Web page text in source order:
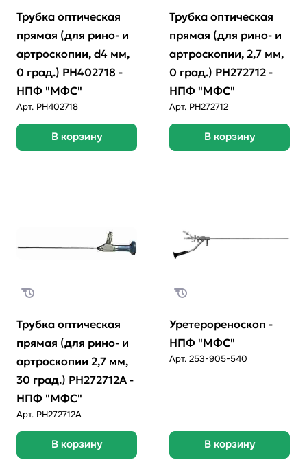
Трубка оптическая
прямая (для рино- и
артроскопии, d4 мм,
0 град.) РН402718 -
НПФ "МФС"
Арт. PH402718
В корзину
Трубка оптическая
прямая (для рино- и
артроскопии, 2,7 мм,
0 град.) РН272712 -
НПФ "МФС"
Арт. PH272712
В корзину
Трубка оптическая
прямая (для рино- и
артроскопии 2,7 мм,
30 град.) РН272712А -
НПФ "МФС"
Арт. PH272712A
В корзину
Уретерореноскоп -
НПФ "МФС"
Арт. 253-905-540
В корзину